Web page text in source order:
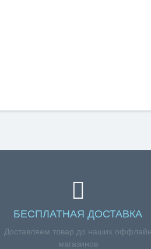
БЕСПЛАТНАЯ ДОСТАВКА
Доставляем товар до наших оффлайн
магазинов